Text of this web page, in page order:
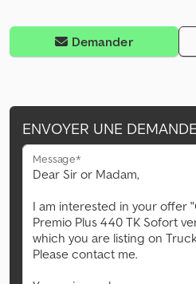
Demander
ENVOYER UNE DEMANDE
Message*